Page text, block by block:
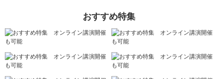
おすすめ特集